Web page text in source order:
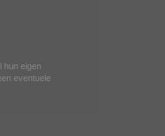
hun eigen
eventuele